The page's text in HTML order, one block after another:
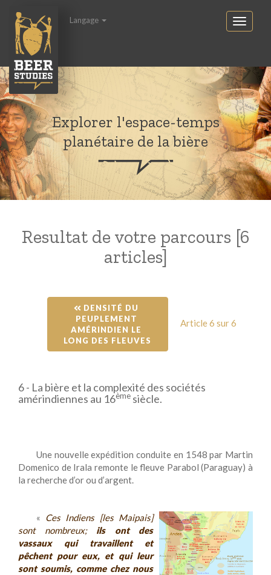
Langage
Explorer l'espace-temps
planétaire de la bière
Resultat de votre parcours [6
articles]
DENSITÉ DU
PEUPLEMENT
AMÉRINDIEN LE
LONG DES FLEUVES
Article 6 sur 6
6 - La bière et la complexité des sociétés
amérindiennes au 16ème siècle.
Une nouvelle expédition conduite en 1548 par Martin
Domenico de Irala remonte le fleuve Parabol (Paraguay) à
la recherche d’or ou d’argent.
« Ces Indiens [les Maipais]
sont nombreux; ils ont des
vassaux qui travaillent et
pêchent pour eux, et qui leur
sont soumis, comme chez nous